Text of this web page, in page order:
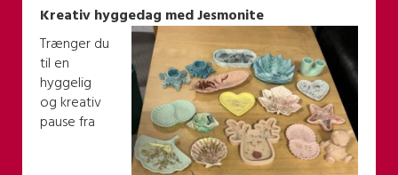
Kreativ hyggedag med Jesmonite
Trænger du
til en
hyggelig
og kreativ
pause fra